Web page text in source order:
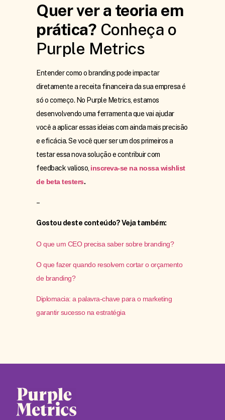
Quer ver a teoria em
prática? Conheça o
Purple Metrics
Entender como o branding pode impactar
diretamente a receita financeira da sua empresa é
só o começo. No Purple Metrics, estamos
desenvolvendo uma ferramenta que vai ajudar
você a aplicar essas ideias com ainda mais precisão
e eficácia. Se você quer ser um dos primeiros a
testar essa nova solução e contribuir com
feedback valioso, inscreva-se na nossa wishlist
de beta testers.
–
Gostou deste conteúdo? Veja também:
O que um CEO precisa saber sobre branding?
O que fazer quando resolvem cortar o orçamento
de branding?
Diplomacia: a palavra-chave para o marketing
garantir sucesso na estratégia